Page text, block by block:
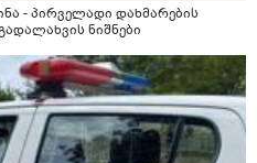
- პირველადი დახმარების
ნიშნები